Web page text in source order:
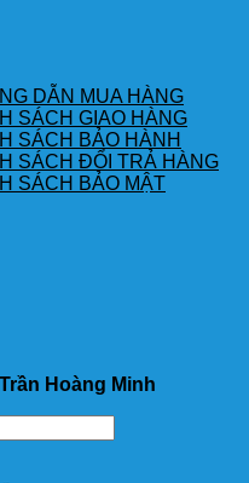
DẪN MUA HÀNG
SÁCH GIAO HÀNG
SÁCH BẢO HÀNH
SÁCH ĐỔI TRẢ HÀNG
SÁCH BẢO MẬT
Trần Hoàng Minh